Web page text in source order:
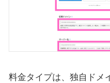
料金タイプは、独自ドメ